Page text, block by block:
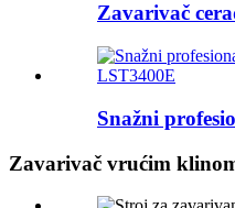
Zavarivač
Snažni
Zavarivač vrućim